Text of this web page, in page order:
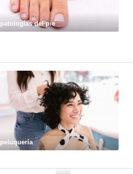
patologías del pie
peluquería